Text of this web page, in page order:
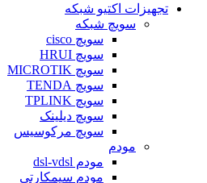
تجهیزات اکتیو شبکه
سویچ شبکه
سویچ cisco
سویچ HRUI
سویچ MICROTIK
سویچ TENDA
سویچ TPLINK
سویچ دیلینک
سویچ مرکوسیس
مودم
مودم dsl-vdsl
مودم سیمکارتی